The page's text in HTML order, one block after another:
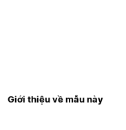
Giới thiệu về mẫu này